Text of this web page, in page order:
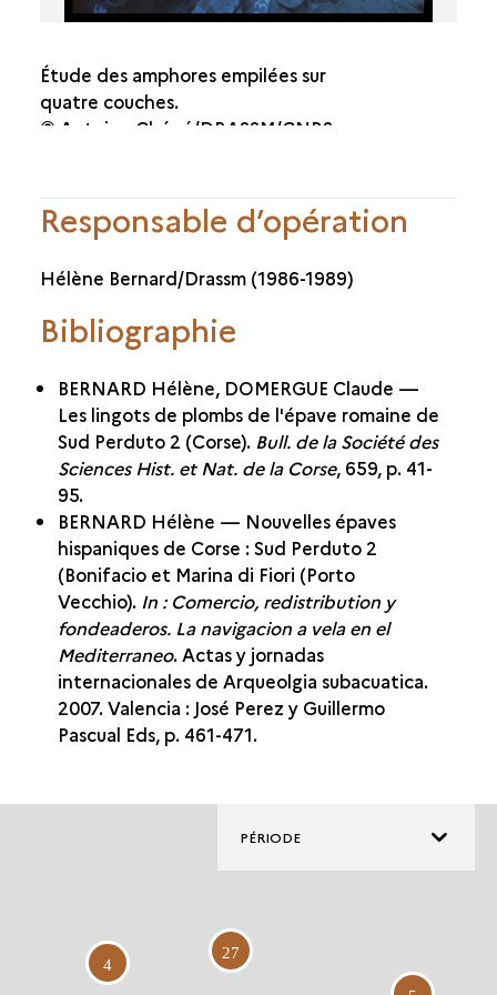
Étude des amphores empilées sur
quatre couches.
© Antoine Chéné/DRASSM/CNRS
Responsable d’opération
Hélène Bernard/Drassm (1986-1989)
Bibliographie
BERNARD Hélène, DOMERGUE Claude —
Les lingots de plombs de l'épave romaine de
Sud Perduto 2 (Corse). Bull. de la Société des
Sciences Hist. et Nat. de la Corse, 659, p. 41-
95.
BERNARD Hélène — Nouvelles épaves
hispaniques de Corse : Sud Perduto 2
(Bonifacio et Marina di Fiori (Porto
Vecchio). In : Comercio, redistribution y
fondeaderos. La navigacion a vela en el
Mediterraneo. Actas y jornadas
internacionales de Arqueolgia subacuatica.
2007. Valencia : José Perez y Guillermo
Pascual Eds, p. 461-471.
PÉRIODE
4
27